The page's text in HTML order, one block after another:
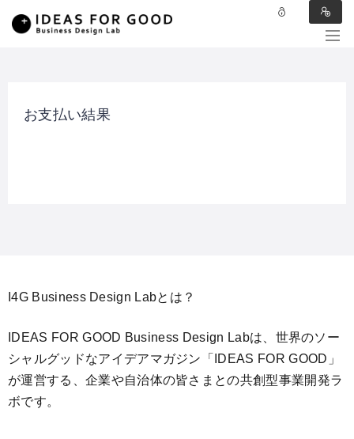
お支払い結果
I4G Business Design Labとは？
IDEAS FOR GOOD Business Design Labは、世界のソー
シャルグッドなアイデアマガジン「IDEAS FOR GOOD」
が運営する、企業や自治体の皆さまとの共創型事業開発ラ
ボです。